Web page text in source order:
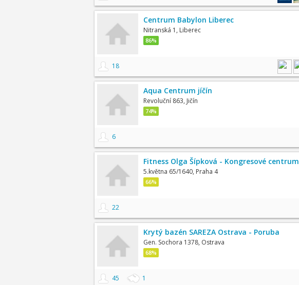
Centrum Babylon Liberec
Nitranská 1, Liberec
86%
18
Aqua Centrum jíčín
Revoluční 863, Jičín
74%
6
Fitness Olga Šípková - Kongresové centrum
5.května 65/1640, Praha 4
66%
22
Krytý bazén SAREZA Ostrava - Poruba
Gen. Sochora 1378, Ostrava
68%
45 1